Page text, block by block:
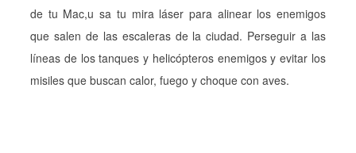
de tu Mac,u sa tu mira láser para alinear los enemigos
que salen de las escaleras de la ciudad. Perseguir a las
líneas de los tanques y helicópteros enemigos y evitar los
misiles que buscan calor, fuego y choque con aves.